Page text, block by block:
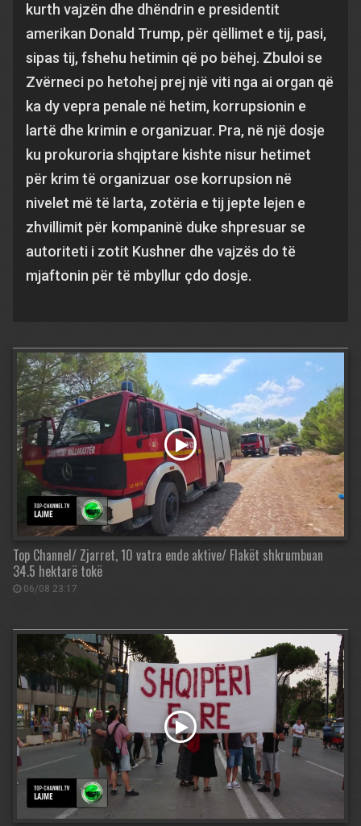
kurth vajzën dhe dhëndrin e presidentit
amerikan Donald Trump, për qëllimet e tij, pasi,
sipas tij, fshehu hetimin që po bëhej. Zbuloi se
Zvërneci po hetohej prej një viti nga ai organ që
ka dy vepra penale në hetim, korrupsionin e
lartë dhe krimin e organizuar. Pra, në një dosje
ku prokuroria shqiptare kishte nisur hetimet
për krim të organizuar ose korrupsion në
nivelet më të larta, zotëria e tij jepte lejen e
zhvillimit për kompaninë duke shpresuar se
autoriteti i zotit Kushner dhe vajzës do të
mjaftonin për të mbyllur çdo dosje.
Top Channel/ Zjarret, 10 vatra ende aktive/ Flakët shkrumbuan
34.5 hektarë tokë
06/08 23:17